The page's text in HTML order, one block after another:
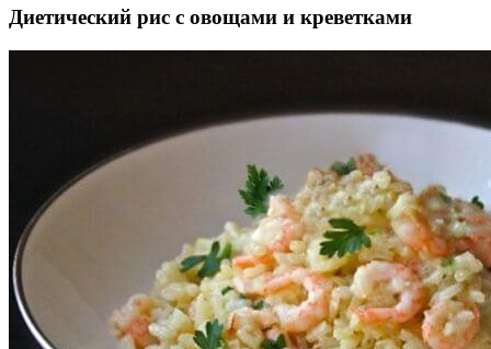
Диетический рис с овощами и креветками